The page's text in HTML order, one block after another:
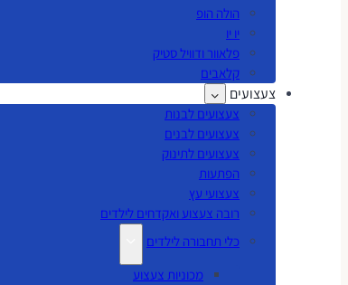
הולה הופ
יו יו
פלאוור ודוויל סטיק
קלאבים
צעצועים
צעצועים לבנות
צעצועים לבנים
צעצועים לתינוק
הפתעות
צעצועי עץ
רובה צעצוע ואקדחים לילדים
כלי תחבורה לילדים
מכוניות צעצוע